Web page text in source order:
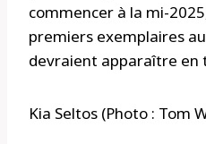
commencer à la mi-
premiers exemplaires
devraient apparaître en
Kia Seltos (Photo : Tom